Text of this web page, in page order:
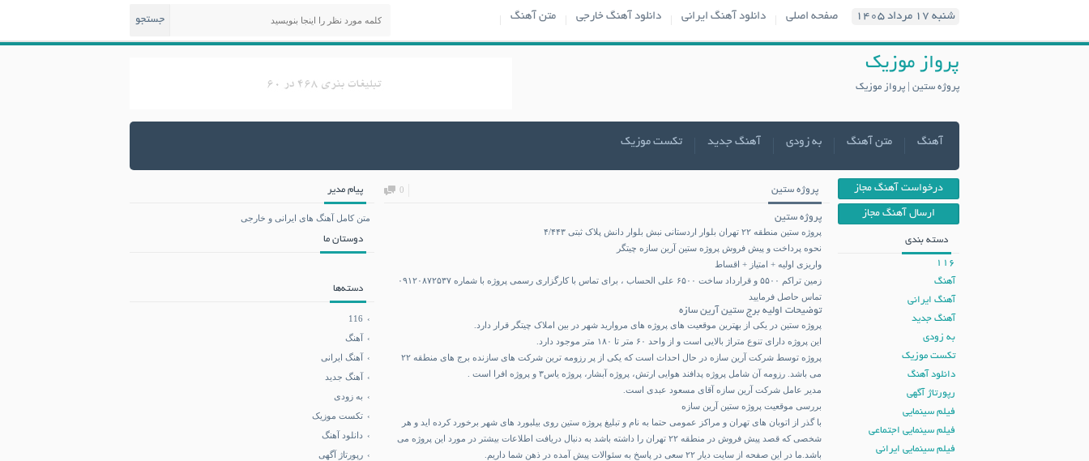
شنبه ۱۷ مرداد ۱۴۰۵ صفحه اصلی دانلود آهنگ ایرانی دانلود آهنگ خارجی متن آهنگ جستجو
پرواز موزیک
پروژه ستین | پرواز موزیک
آهنگ متن آهنگ به زودی آهنگ جدید تکست موزیک
پروژه ستین 0
پروژه ستین
پروژه ستین منطقه ۲۲ تهران بلوار اردستانی نبش بلوار دانش پلاک ثبتی ۴/۴۴۳
نحوه پرداخت و پیش فروش پروژه ستین آرین سازه چیتگر
واریزی اولیه + امتیاز + اقساط
زمین تراکم ۵۵۰۰ و قرارداد ساخت ۶۵۰۰ علی الحساب ، برای تماس با کارگزاری رسمی پروژه با شماره ۰۹۱۲۰۸۷۲۵۳۷
تماس حاصل فرمایید
توضیحات اولیه برج ستین آرین سازه
پروژه ستین در یکی از بهترین موقعیت های پروژه های مروارید شهر در بین املاک چیتگر قرار دارد.
این پروژه دارای تنوع متراژ بالایی است و از واحد ۶۰ متر تا ۱۸۰ متر موجود دارد.
پروژه توسط شرکت آرین سازه در حال احداث است که یکی از پر رزومه ترین شرکت های سازنده برج های منطقه ۲۲
می باشد. رزومه آن شامل پروژه پدافند هوایی ارتش، پروژه آبشار، پروژه یاس۳ و پروژه افرا است .
مدیر عامل شرکت آرین سازه آقای مسعود عبدی است.
بررسی موقعیت پروژه ستین آرین سازه
با گذر از اتوبان های تهران و مراکز عمومی حتما به نام و تبلیغ پروژه ستین روی بیلبورد های شهر برخورد کرده اید و هر
شخصی که قصد پیش فروش در منطقه ۲۲ تهران را داشته باشد به دنبال دریافت اطلاعات بیشتر در مورد این پروژه می
باشد.ما در این صفحه از سایت دیار ۲۲ سعی در پاسخ به سئوالات پیش آمده در ذهن شما داریم.
درخواست آهنگ مجاز
ارسال آهنگ مجاز
دسته بندی
116
آهنگ
آهنگ ایرانی
آهنگ جدید
به زودی
تکست موزیک
دانلود آهنگ
رپورتاژ آگهی
فیلم سینمایی
فیلم سینمایی اجتماعی
فیلم سینمایی ایرانی
پیام مدیر
متن کامل آهنگ های ایرانی و خارجی
دوستان ما
دسته‌ها
116
آهنگ
آهنگ ایرانی
آهنگ جدید
به زودی
تکست موزیک
دانلود آهنگ
رپورتاژ آگهی